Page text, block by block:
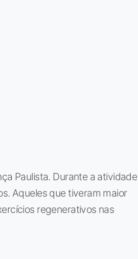
Paulista. Durante a atividade
Aqueles que tiveram maior
regenerativos nas